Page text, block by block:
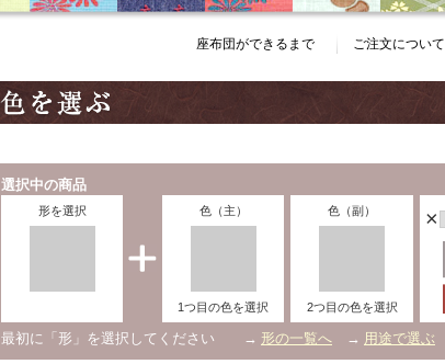
ご注文について
座布団ができるまで
選択中の商品
形を選択 色（主）
1つ目の色を選択
色（副）
2つ目の色を選択
×
最初に「形」を選択してください → 形の一覧へ → 用途で選ぶ